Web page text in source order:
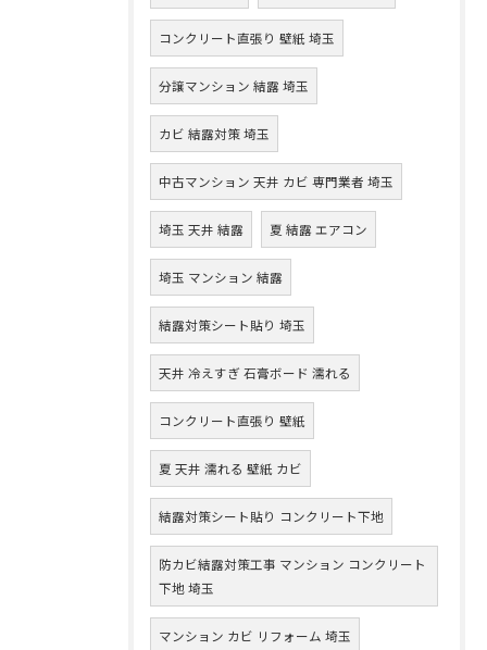
コンクリート直張り 壁紙 埼玉
分譲マンション 結露 埼玉
カビ 結露対策 埼玉
中古マンション 天井 カビ 専門業者 埼玉
埼玉 天井 結露 夏 結露 エアコン
埼玉 マンション 結露
結露対策シート貼り 埼玉
天井 冷えすぎ 石膏ボード 濡れる
コンクリート直張り 壁紙
夏 天井 濡れる 壁紙 カビ
結露対策シート貼り コンクリート下地
防カビ結露対策工事 マンション コンクリート
下地 埼玉
マンション カビ リフォーム 埼玉